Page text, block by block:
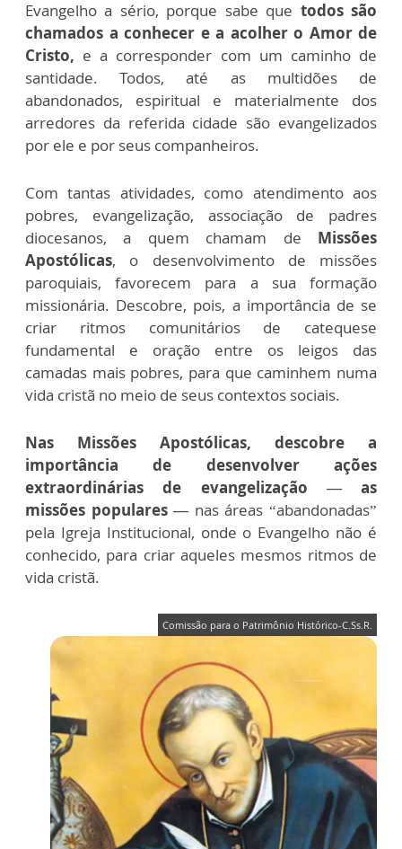
Evangelho a sério, porque sabe que todos são
chamados a conhecer e a acolher o Amor de
Cristo, e a corresponder com um caminho de
santidade. Todos, até as multidões de
abandonados, espiritual e materialmente dos
arredores da referida cidade são evangelizados
por ele e por seus companheiros.
Com tantas atividades, como atendimento aos
pobres, evangelização, associação de padres
diocesanos, a quem chamam de Missões
Apostólicas, o desenvolvimento de missões
paroquiais, favorecem para a sua formação
missionária. Descobre, pois, a importância de se
criar ritmos comunitários de catequese
fundamental e oração entre os leigos das
camadas mais pobres, para que caminhem numa
vida cristã no meio de seus contextos sociais.
Nas Missões Apostólicas, descobre a
importância de desenvolver ações
extraordinárias de evangelização — as
missões populares — nas áreas “abandonadas”
pela Igreja Institucional, onde o Evangelho não é
conhecido, para criar aqueles mesmos ritmos de
vida cristã.
Comissão para o Patrimônio Histórico-C.Ss.R.